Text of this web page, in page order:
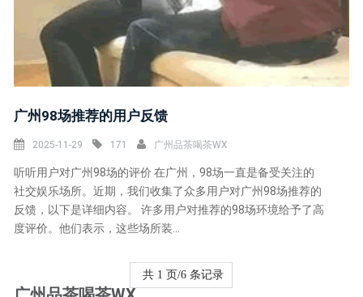
广州98场推荐的用户反馈
2025-11-29 171 广州品茶喝茶WX
听听用户对广州98场的评价 在广州，98场一直是备受关注的
社交娱乐场所。近期，我们收集了众多用户对广州98场推荐的
反馈，以下是详细内容。 许多用户对推荐的98场环境给予了高
度评价。他们表示，这些场所装...
共 1 页/6 条记录